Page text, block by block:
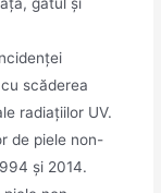
scăderea
radiațiilor UV.
de piele non-
și 2014.